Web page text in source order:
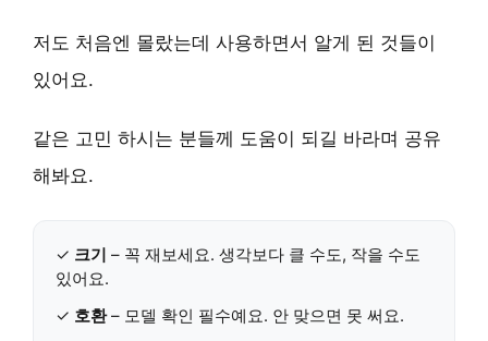
저도 처음엔 몰랐는데 사용하면서 알게 된 것들이
있어요.
같은 고민 하시는 분들께 도움이 되길 바라며 공유
해봐요.
✓ 크기 – 꼭 재보세요. 생각보다 클 수도, 작을 수도
있어요.
✓ 호환– 모델 확인 필수예요. 안 맞으면 못 써요.